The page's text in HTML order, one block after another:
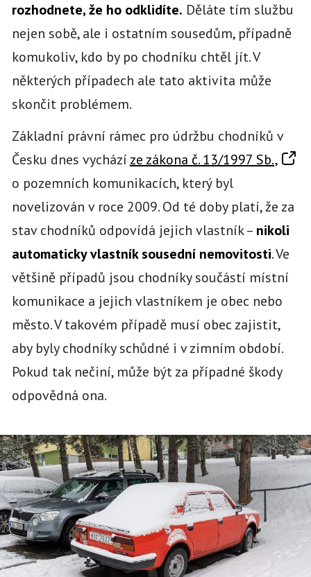
rozhodnete, že ho odklidíte. Děláte tím službu
nejen sobě, ale i ostatním sousedům, případně
komukoliv, kdo by po chodníku chtěl jít. V
některých případech ale tato aktivita může
skončit problémem.
Základní právní rámec pro údržbu chodníků v
Česku dnes vychází ze zákona č. 13/1997 Sb.,
o pozemních komunikacích, který byl
novelizován v roce 2009. Od té doby platí, že za
stav chodníků odpovídá jejich vlastník – nikoli
automaticky vlastník sousední nemovitosti. Ve
většině případů jsou chodníky součástí místní
komunikace a jejich vlastníkem je obec nebo
město. V takovém případě musí obec zajistit,
aby byly chodníky schůdné i v zimním období.
Pokud tak nečiní, může být za případné škody
odpovědná ona.